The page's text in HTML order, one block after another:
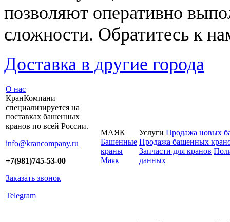
позволяют оперативно
сложности. Обратитесь к
Доставка в другие города
О нас
КранКомпани
специализируется на
поставках башенных
кранов по всей России.
info@krancompany.ru
+7(981)745-53-00
Заказать звонок
Telegram
МАЯК
Башенные
краны
Маяк
Услуги Продажа новых
Продажа башенных
Запчасти для кранов
данных